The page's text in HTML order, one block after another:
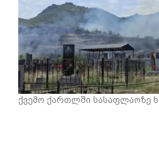
ქვემო ქართლში სასაფლაოზე